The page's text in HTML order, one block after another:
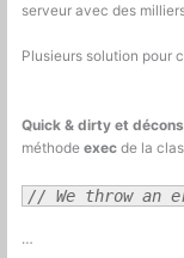
serveur avec des
Plusieurs solution pour
Quick & dirty et
méthodeexec de la
// We throw an
…